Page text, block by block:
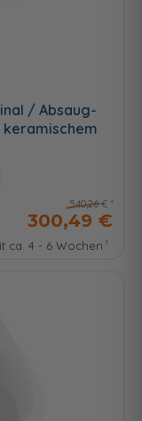
/ Absaug-
540,26 €
300,49 €
ca. 4 - 6 Wochen